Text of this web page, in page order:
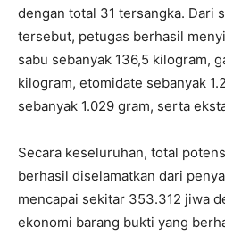
dengan total 31 tersangka. Dari
tersebut, petugas berhasil
sabu sebanyak 136,5 kilogram,
kilogram, etomidate sebanyak
sebanyak 1.029 gram, serta
Secara keseluruhan, total
berhasil diselamatkan dari
mencapai sekitar 353.312 jiwa
ekonomi barang bukti yang